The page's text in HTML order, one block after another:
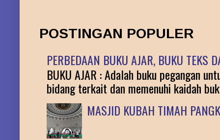
POSTINGAN POPULER
PERBEDAAN BUKU AJAR, BUKU TEKS
BUKU AJAR : Adalah buku pegangan
bidang terkait dan memenuhi kaidah
MASJID KUBAH TIMAH